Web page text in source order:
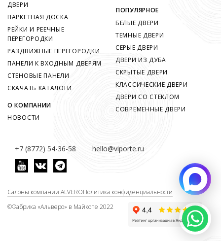
+7 (8772) 54-36-58 hello@viporte.ru
ДВЕРИ
ПАРКЕТНАЯ ДОСКА
РЕЙКИ И РЕЕЧНЫЕ
ПЕРЕГОРОДКИ
РАЗДВИЖНЫЕ ПЕРЕГОРОДКИ
ПАНЕЛИ К ВХОДНЫМ ДВЕРЯМ
СТЕНОВЫЕ ПАНЕЛИ
СКАЧАТЬ КАТАЛОГИ
О КОМПАНИИ
НОВОСТИ
ПОПУЛЯРНОЕ
БЕЛЫЕ ДВЕРИ
ТЕМНЫЕ ДВЕРИ
СЕРЫЕ ДВЕРИ
ДВЕРИ ИЗ ДУБА
СКРЫТЫЕ ДВЕРИ
КЛАССИЧЕСКИЕ ДВЕРИ
ДВЕРИ СО СТЕКЛОМ
СОВРЕМЕННЫЕ ДВЕРИ
©Фабрика «Альверо» в Майкопе 2022
Салоны компании ALVEROПолитика конфиденциальности